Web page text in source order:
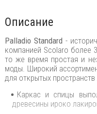
Описание
Palladio Standard -
компанией Scolaro более
то же время простая и
моды. Широкий
для открытых
Каркас и спицы
древесины ироко